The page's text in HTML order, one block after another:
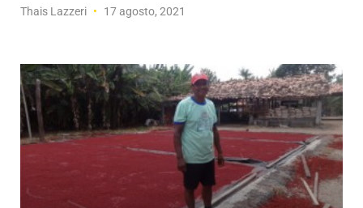
Thais Lazzeri 17 agosto, 2021